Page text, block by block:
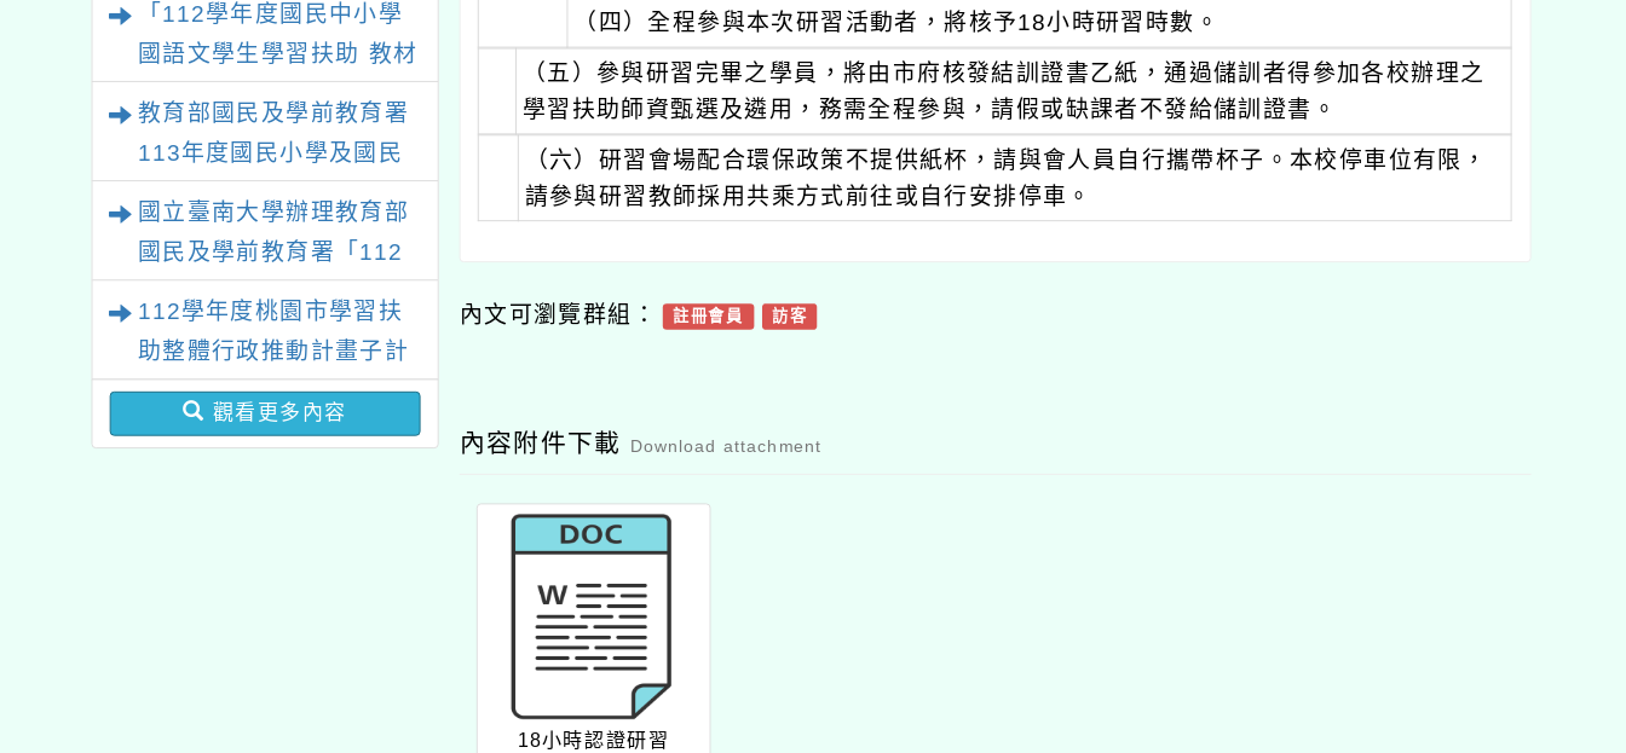
「112學年度國民中小學
國語文學生學習扶助 教材
教育部國民及學前教育署
113年度國民小學及國民
中學學生學習扶助科技化
評量系統測驗結果資料運
用－國小場教師研習
國立臺南大學辦理教育部
國民及學前教育署「112
學年度國民中小學數學科
學生學習扶助教材研發計
畫」之國民小學數學領域
扶助教學教材研習課程實
施計畫
112學年度桃園市學習扶
助整體行政推動計畫子計
畫十三：科技化評量系統
增能研習
觀看更多內容
（四）全程參與本次研習活動者，將核予18小時研習時數。
（五）參與研習完畢之學員，將由市府核發結訓證書乙紙，通過儲訓者得參加各校辦理之
學習扶助師資甄選及遴用，務需全程參與，請假或缺課者不發給儲訓證書。
（六）研習會場配合環保政策不提供紙杯，請與會人員自行攜帶杯子。本校停車位有限，
請參與研習教師採用共乘方式前往或自行安排停車。
內文可瀏覽群組： 註冊會員 訪客
內容附件下載 Download attachment
18小時認證研習